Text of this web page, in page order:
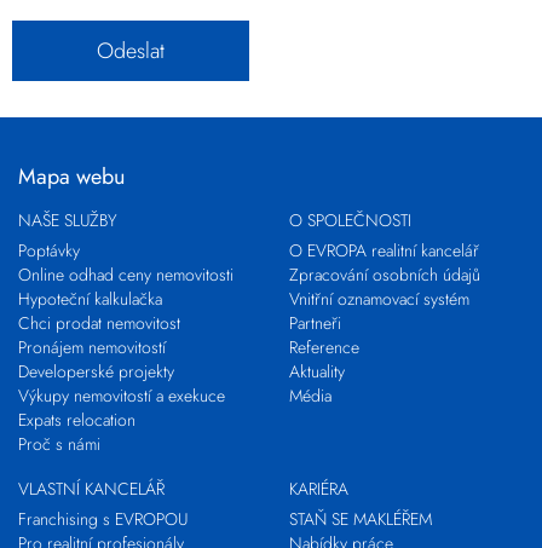
Mapa webu
NAŠE SLUŽBY
Poptávky
Online odhad ceny nemovitosti
Hypoteční kalkulačka
Chci prodat nemovitost
Pronájem nemovitostí
Developerské projekty
Výkupy nemovitostí a exekuce
Expats relocation
Proč s námi
O SPOLEČNOSTI
O EVROPA realitní kancelář
Zpracování osobních údajů
Vnitřní oznamovací systém
Partneři
Reference
Aktuality
Média
VLASTNÍ KANCELÁŘ
Franchising s EVROPOU
KARIÉRA
STAŇ SE MAKLÉŘEM